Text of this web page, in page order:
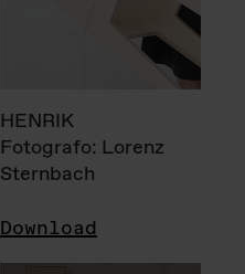
HENRIK
Fotografo: Lorenz
Sternbach
Download